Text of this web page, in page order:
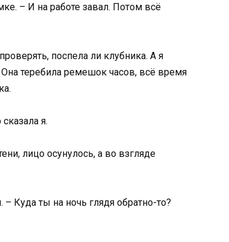
– И на работе завал. Потом всё
поспела ли клубника. А я
теребила ремешок часов, всё время
я.
лицо осунулось, а во взгляде
Куда ты на ночь глядя обратно-то?